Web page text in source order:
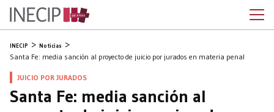
INECIP Noticias
Santa Fe: media sanción al proyecto de juicio por jurados en materia penal
JUICIO POR JURADOS
Santa Fe: media sanción al